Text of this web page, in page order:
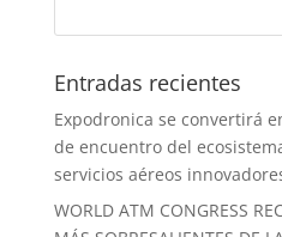
Entradas recientes
Expodronica se convertirá
de encuentro del
servicios aéreos
WORLD ATM CONGRESS